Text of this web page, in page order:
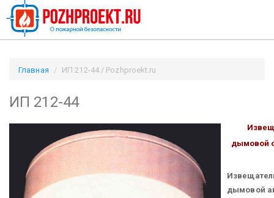
Главная ИП 212-44 / Pozhproekt.ru
ИП 212-44
дымовой
дымовой